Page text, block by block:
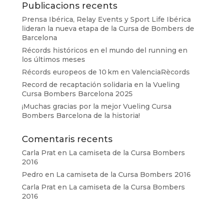
Publicacions recents
Prensa Ibérica, Relay Events y Sport Life Ibérica
lideran la nueva etapa de la Cursa de Bombers de
Barcelona
Récords históricos en el mundo del running en
los últimos meses
Récords europeos de 10 km en ValenciaRècords
Record de recaptación solidaria en la Vueling
Cursa Bombers Barcelona 2025
¡Muchas gracias por la mejor Vueling Cursa
Bombers Barcelona de la historia!
Comentaris recents
Carla Praten La camiseta de la Cursa Bombers
2016
Pedro en La camiseta de la Cursa Bombers 2016
Carla Praten La camiseta de la Cursa Bombers
2016